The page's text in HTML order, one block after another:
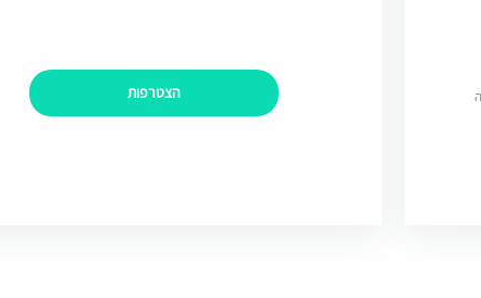
הצטרפות